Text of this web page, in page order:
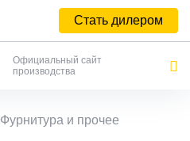
Стать дилером
Официальный сайт
производства
Фурнитура и прочее